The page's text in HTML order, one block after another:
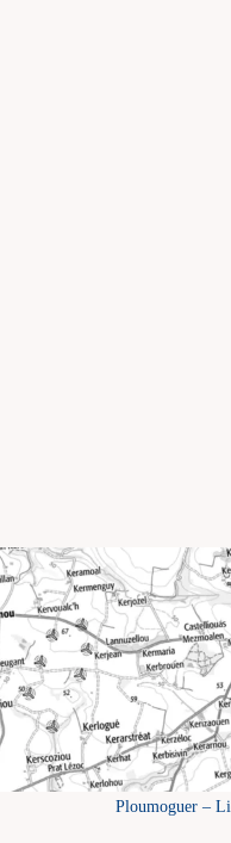
Ploumoguer –